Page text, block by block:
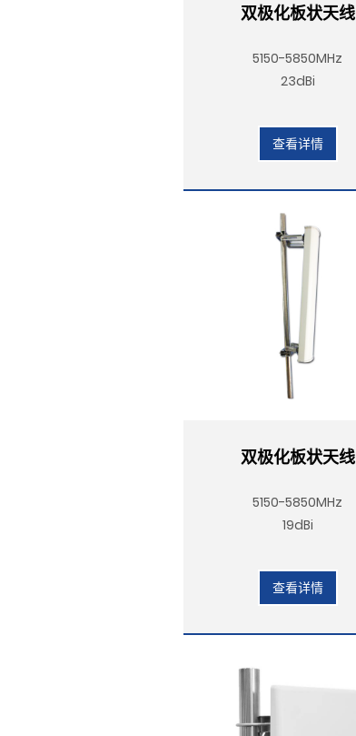
双极化板状天线
5150-5850MHz
23dBi
查看详情
双极化板状天线
5150-5850MHz
19dBi
查看详情